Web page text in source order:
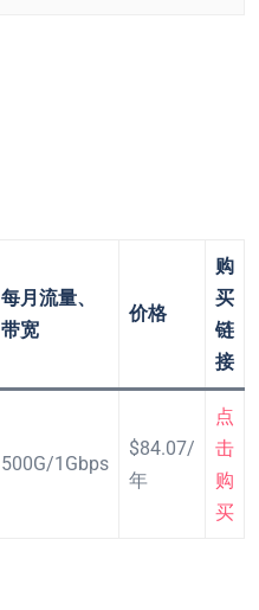
每月流量、
带宽
价格
购
买
链
接
500G/1Gbps
$84.07/
年
点
击
购
买